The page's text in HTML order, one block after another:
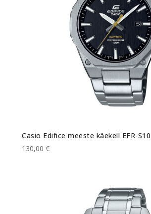
Casio Edifice meeste käekell EFR-
130,00 €